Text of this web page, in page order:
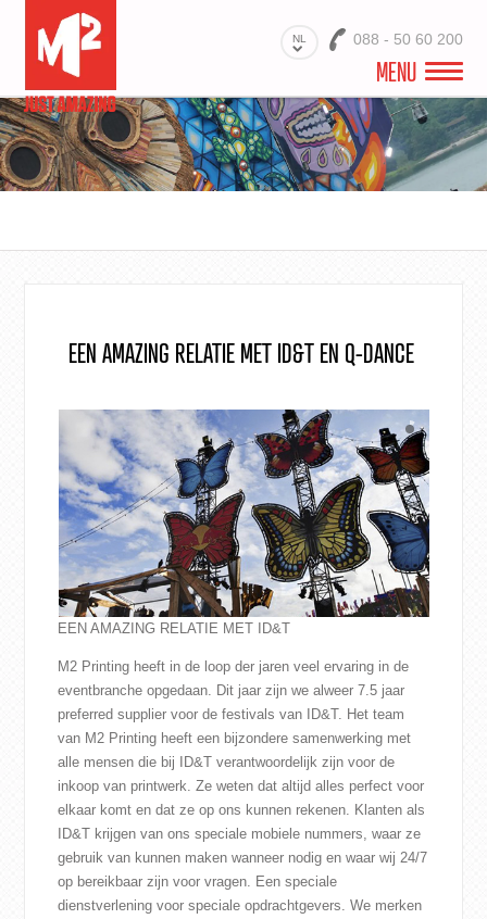
NL 088 - 50 60 200
MENU
WELKOM
PROJECTEN
PRODUCTEN
DIENSTEN
OVER ONS
CONTACT
WEBSHOP
EEN AMAZING RELATIE MET ID&T EN Q-DANCE
EEN AMAZING RELATIE MET ID&T
M2 Printing heeft in de loop der jaren veel ervaring in de
eventbranche opgedaan. Dit jaar zijn we alweer 7.5 jaar
preferred supplier voor de festivals van ID&T. Het team
van M2 Printing heeft een bijzondere samenwerking met
alle mensen die bij ID&T verantwoordelijk zijn voor de
inkoop van printwerk. Ze weten dat altijd alles perfect voor
elkaar komt en dat ze op ons kunnen rekenen. Klanten als
ID&T krijgen van ons speciale mobiele nummers, waar ze
gebruik van kunnen maken wanneer nodig en waar wij 24/7
op bereikbaar zijn voor vragen. Een speciale
dienstverlening voor speciale opdrachtgevers. We merken